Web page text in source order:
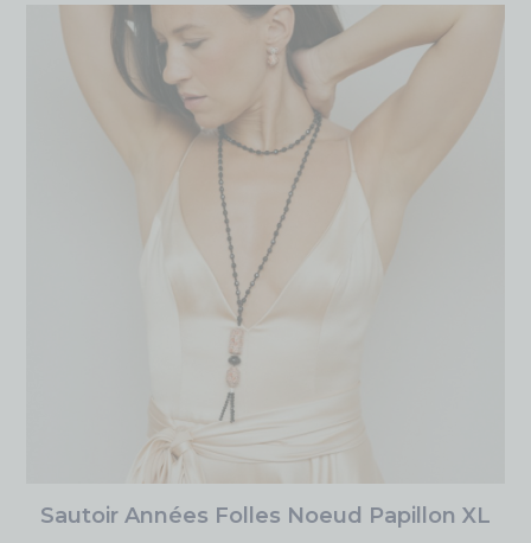
Sautoir Années Folles Noeud Papillon XL